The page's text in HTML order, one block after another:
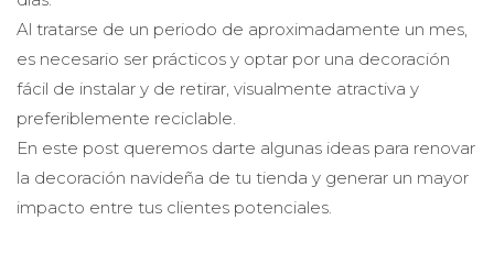
Al tratarse de un periodo de aproximadamente un mes,
es necesario ser prácticos y optar por una decoración
fácil de instalar y de retirar, visualmente atractiva y
preferiblemente reciclable.
En este post queremos darte algunas ideas para renovar
la decoración navideña de tu tienda y generar un mayor
impacto entre tus clientes potenciales.